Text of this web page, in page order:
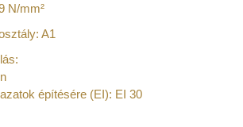
N/mm²
A1
építésére (EI): EI 30